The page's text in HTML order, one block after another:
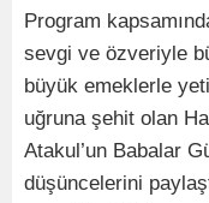
Program
sevgi ve özveriyle
büyük emeklerle
uğruna şehit olan
Atakul’un Babalar
düşüncelerini